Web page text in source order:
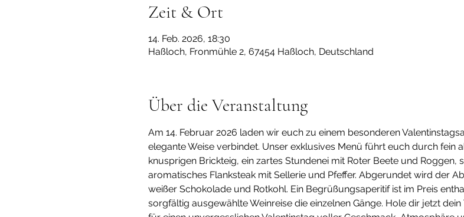
Zeit & Ort
14. Feb. 2026, 18:30
Haßloch, Fronmühle 2, 67454 Haßloch, Deutschland
Über die Veranstaltung
Am 14. Februar 2026 laden wir euch zu einem besonderen
elegante Weise verbindet. Unser exklusives Menü führt euch durch fein
knusprigen Brickteig, ein zartes Stundenei mit Roter Beete und Roggen,
aromatisches Flanksteak mit Sellerie und Pfeffer. Abgerundet wird der
weißer Schokolade und Rotkohl. Ein Begrüßungsaperitif ist im Preis
sorgfältig ausgewählte Weinreise die einzelnen Gänge. Hole dir jetzt